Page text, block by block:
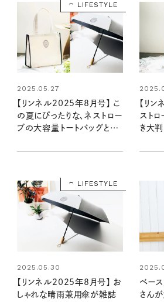
LIFESTYLE
2025.05.27
【リンネル2025年8月号】 こ
の夏にぴったりな、ネストロー
ブの大容量トートバッグと晴
売リンネル2025年8月号・8
【リ
スト
き大判
大活
LIFESTYLE
2025.05.30
【リンネル2025年8月号】 お
しゃれな晴雨兼用傘が雑誌
ベー
さん